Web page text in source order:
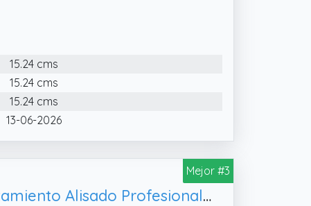
15.24 cms
15.24 cms
15.24 cms
13-06-2026
Mejor #3
Kativa Kit Alisado Brasileño - Nueva fórmula con ácido hialurónico - Tratamiento Alisado Profesional en casa - Hasta 12 Semanas de duración - Alisado Keratina - Fórmula vegana - Fácil de aplicar